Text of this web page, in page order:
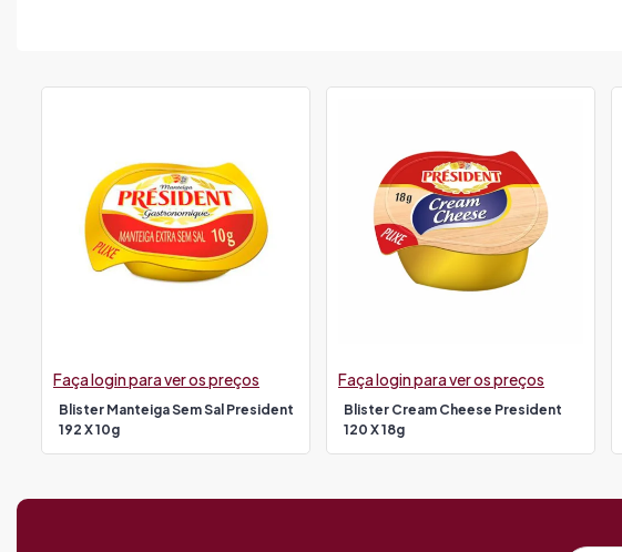
Blister Manteiga Sem Sal President
192 X 10g
Faça login para ver os preços
Blister Cream Cheese President
120 X 18g
Faça login para ver os preços